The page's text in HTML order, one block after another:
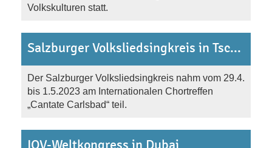
Volkskulturen statt.
Salzburger Volksliedsingkreis in Tschechien
Der Salzburger Volksliedsingkreis nahm vom 29.4.
bis 1.5.2023 am Internationalen Chortreffen
„Cantate Carlsbad“ teil.